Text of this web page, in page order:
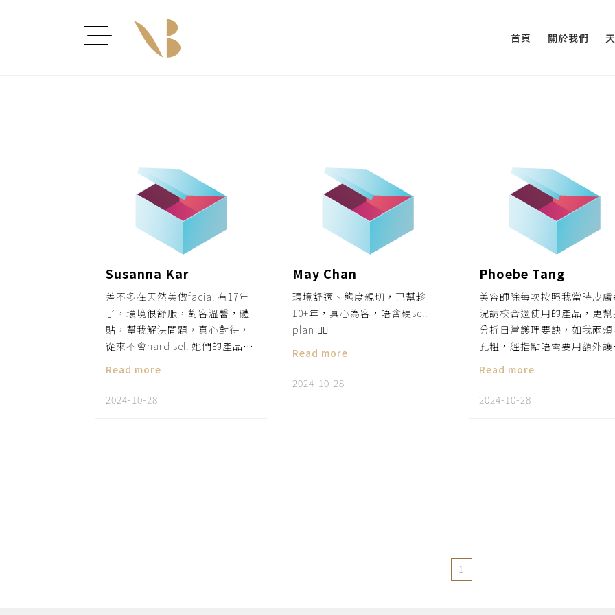
首頁 關於我們
Susanna Kar
差不多在天然美做facial 有17年
了，環境很舒服，對客溫馨，體
貼，幫我解決問題，真心對待，
從來不會hard sell 她們的產品👍
👍❤️❤️
Read more
2024-10-28
May Chan
環境舒適、態度親切，已幫趁
10+年，真心為客，唔會硬sell
plan 👍🏻
Read more
2024-10-28
Phoebe Tang
美容師除每次按照我當時皮膚
況調校合適使用的產品，更幫
分折日常護理要訣，如我兩頰
孔粗，經指點唔需要用額外護
品...毛粗巳顯著收細! 😘
Read more
2024-10-28
1